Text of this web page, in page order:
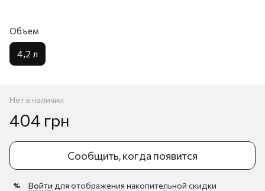
Объем
4,2 л
Нет в наличии
404 грн
Сообщить, когда появится
% Войти для отображения накопительной скидки